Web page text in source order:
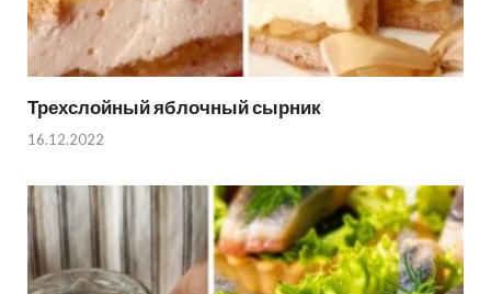
Трехслойный яблочный сырник
16.12.2022